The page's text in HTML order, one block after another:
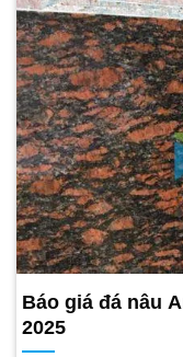
Báo giá đá nâu
2025